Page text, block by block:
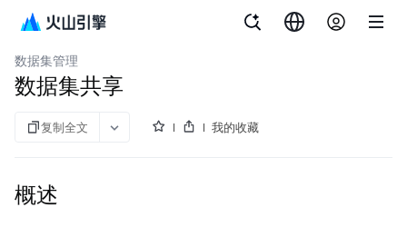
skills
AI 数据湖服务
数据集管理
数据集共享
复制全文 我的收藏
概述